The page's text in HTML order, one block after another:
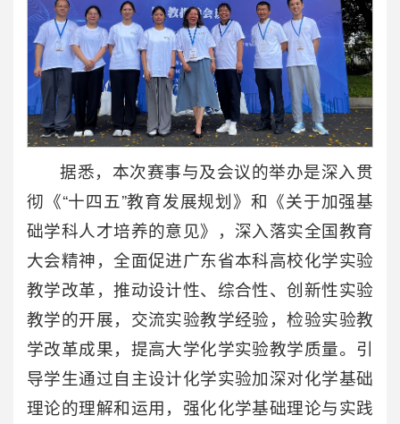
据悉，本次赛事与及会议的举办是深入贯
彻《“十四五”教育发展规划》和《关于加强基
础学科人才培养的意见》，深入落实全国教育
大会精神，全面促进广东省本科高校化学实验
教学改革，推动设计性、综合性、创新性实验
教学的开展，交流实验教学经验，检验实验教
学改革成果，提高大学化学实验教学质量。引
导学生通过自主设计化学实验加深对化学基础
理论的理解和运用，强化化学基础理论与实践